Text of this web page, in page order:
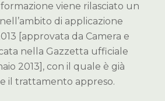
viene rilasciato un
di applicazione
[approvata da Camera e
nella Gazzetta ufficiale
2013], con il quale è già
il trattamento appreso.